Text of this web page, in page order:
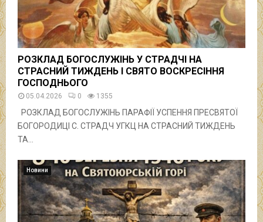
РОЗКЛАД БОГОСЛУЖІНЬ У СТРАДЧІ НА
СТРАСНИЙ ТИЖДЕНЬ І СВЯТО ВОСКРЕСІННЯ
ГОСПОДНЬОГО
05.04.2026 0 1355
РОЗКЛАД БОГОСЛУЖІНЬ ПАРАФІЇ УСПЕННЯ ПРЕСВЯТОЇ
БОГОРОДИЦІ С. СТРАДЧ УГКЦ НА СТРАСНИЙ ТИЖДЕНЬ
ТА...
Новини